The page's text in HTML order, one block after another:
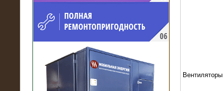
Вентиляторы